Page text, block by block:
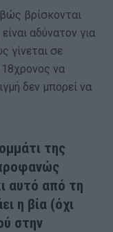
βρίσκονται
αδύνατον για
γίνεται σε
18χρονος να
δεν μπορεί να
της
αυτό από τη
η βία (όχι
στην